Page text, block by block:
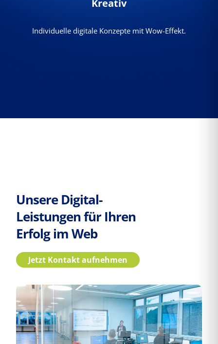
Kreativ
Individuelle digitale Konzepte mit Wow-Effekt.
Unsere Digital-
Leistungen für Ihren
Erfolg im Web
Jetzt Kontakt aufnehmen